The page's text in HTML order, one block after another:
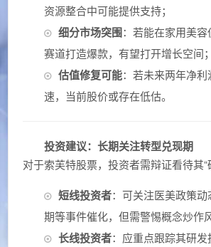
资源整合中可能提供支持；
细分市场突围：若能在家用美
赛道打造爆款，有望打开增长空间；
估值修复可能：若未来两年净
速，当前股价或存在低估。
投资建议：长期关注转型兑现期
对于索芙特股票，投资者需辩证看待其“
短线投资者：可关注医美政策
期等事件催化，但需警惕概念炒作
长线投资者：应重点跟踪其研